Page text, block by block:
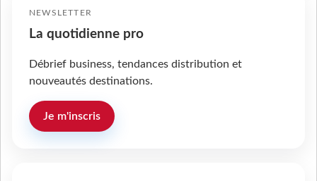
NEWSLETTER
La quotidienne pro
Débrief business, tendances distribution et
nouveautés destinations.
Je m'inscris